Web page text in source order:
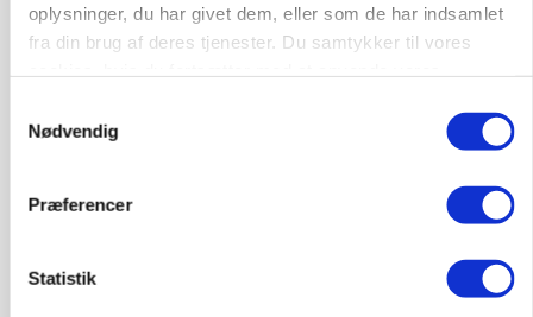
oplysninger, du har givet dem, eller som de har indsamlet
fra din brug af deres tjenester. Du samtykker til vores
Nødvendig
Præferencer
Statistik
HØST-TOUR
PLANTER